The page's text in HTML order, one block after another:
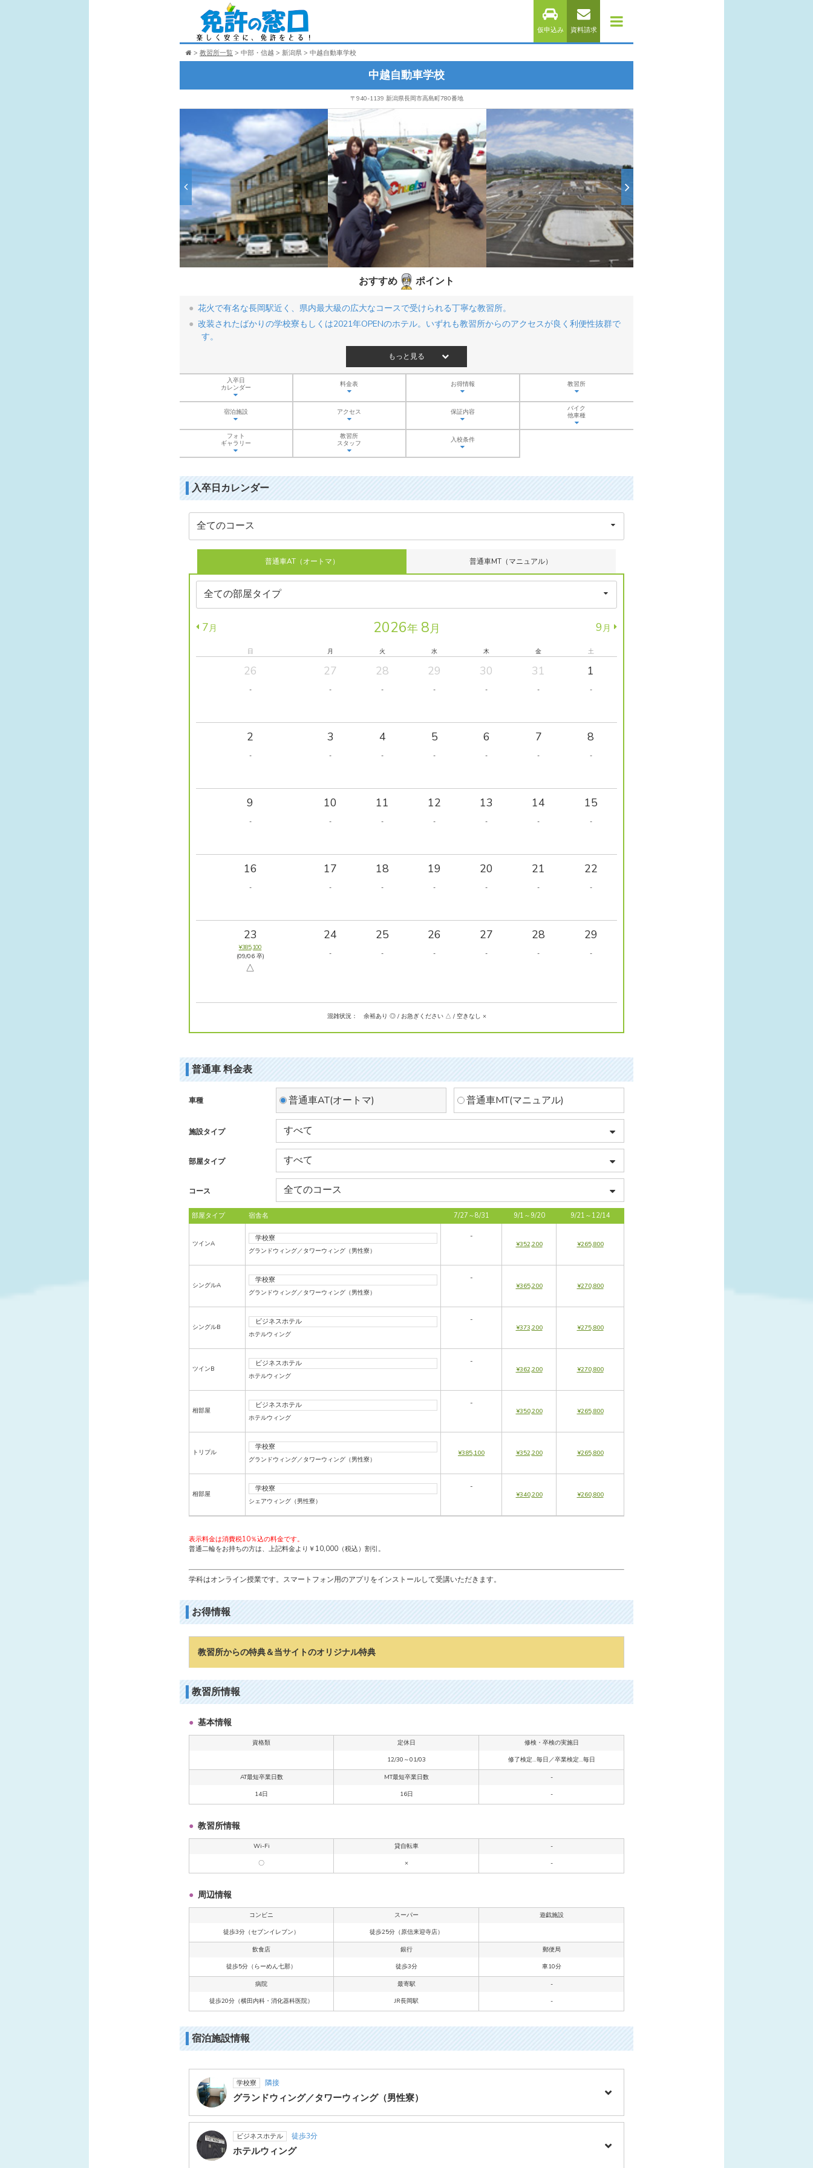
仮申込み 資料請求
教習所一覧 中部・信越 新潟県 中越自動車学校
中越自動車学校
〒940-1139 新潟県長岡市高島町780番地
おすすめ ポイント
花火で有名な長岡駅近く、県内最大級の広大なコースで受けられる丁寧な教習所。
改装されたばかりの学校寮もしくは2021年OPENのホテル。いずれも教習所からのアクセスが良く利便性抜群で
す。
もっと見る
入卒日
カレンダー
料金表 お得情報 教習所
宿泊施設 アクセス 保証内容
バイク
他車種
フォト
ギャラリー
教習所
スタッフ
入校条件
入卒日カレンダー
普通車AT（オートマ） 普通車MT（マニュアル）
7月 2026年 8月 9月
日 月 火 水 木 金 土
26
-
27
-
28
-
29
-
30
-
31
-
1
-
2
-
3
-
4
-
5
-
6
-
7
-
8
-
9
-
10
-
11
-
12
-
13
-
14
-
15
-
16
-
17
-
18
-
19
-
20
-
21
-
22
-
23
¥385,100
(09/06 卒)
△
24
-
25
-
26
-
27
-
28
-
29
-
混雑状況： 余裕あり ◎ / お急ぎください △ / 空きなし ×
普通車 料金表
車種 普通車AT(オートマ) 普通車MT(マニュアル)
施設タイプ
部屋タイプ
コース
部屋タイプ 宿舎名 7/27～8/31 9/1～9/20 9/21～12/14
ツインA
学校寮
グランドウィング／タワーウィング（男性寮）
-
¥352,200 ¥265,800
シングルA
学校寮
グランドウィング／タワーウィング（男性寮）
-
¥365,200 ¥270,800
シングルB
ビジネスホテル
ホテルウィング
-
¥373,200 ¥275,800
ツインB
ビジネスホテル
ホテルウィング
-
¥362,200 ¥270,800
相部屋
ビジネスホテル
ホテルウィング
-
¥350,200 ¥265,800
トリプル
学校寮
グランドウィング／タワーウィング（男性寮）
¥385,100 ¥352,200 ¥265,800
相部屋
学校寮
シェアウィング（男性寮）
-
¥340,200 ¥260,800
表示料金は消費税10％込の料金です。
普通二輪をお持ちの方は、上記料金より￥10,000（税込）割引。
学科はオンライン授業です。スマートフォン用のアプリをインストールして受講いただきます。
お得情報
教習所からの特典＆当サイトのオリジナル特典
教習所情報
基本情報
資格類 定休日
修検・卒検の実施日
12/30～01/03
修了検定…毎日／卒業検定…毎日
AT最短卒業日数 MT最短卒業日数
-
14日
16日 -
教習所情報
Wi-Fi 貸自転車
-
〇
× -
周辺情報
コンビニ スーパー
遊戯施設
徒歩3分（セブンイレブン）
徒歩25分（原信来迎寺店）
飲食店 銀行
郵便局
徒歩5分（らーめん七那）
徒歩3分 車10分
病院 最寄駅
-
徒歩20分（横田内科・消化器科医院）
JR長岡駅 -
宿泊施設情報
学校寮 隣接
グランドウィング／タワーウィング（男性寮）
ビジネスホテル 徒歩3分
ホテルウィング